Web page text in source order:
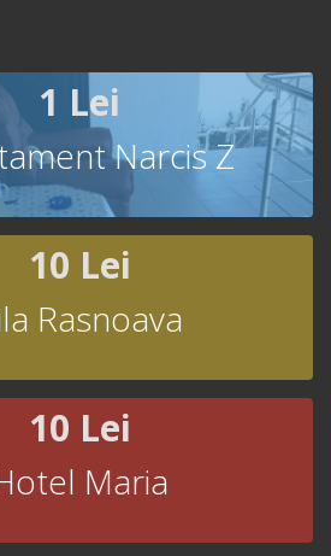
1 Lei
Narcis Z
10 Lei
Rasnoava
10 Lei
Maria